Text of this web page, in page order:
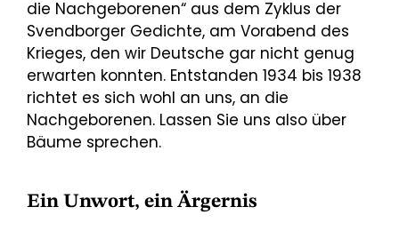
die Nachgeborenen“ aus dem Zyklus der
Svendborger Gedichte, am Vorabend des
Krieges, den wir Deutsche gar nicht genug
erwarten konnten. Entstanden 1934 bis 1938
richtet es sich wohl an uns, an die
Nachgeborenen. Lassen Sie uns also über
Bäume sprechen.
Ein Unwort, ein Ärgernis